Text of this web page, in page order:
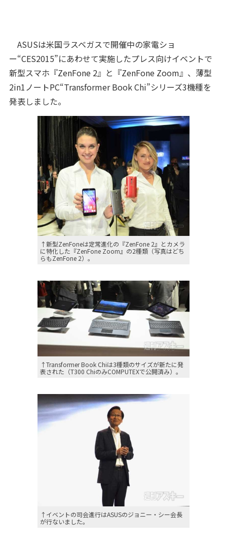
ASUSは米国ラスベガスで開催中の家電ショ
ー“CES2015”にあわせて実施したプレス向けイベントで
新型スマホ『ZenFone 2』と『ZenFone Zoom』、薄型
2in1ノートPC“Transformer Book Chi”シリーズ3機種を
発表しました。
↑新型ZenFoneは定常進化の『ZenFone 2』とカメラ
に特化した『ZenFone Zoom』の2種類（写真はどち
らもZenFone 2）。
↑Transformer Book Chiは3種類のサイズが新たに発
表された（T300 ChiのみCOMPUTEXで公開済み）。
↑イベントの司会進行はASUSのジョニー・シー会長
が行ないました。